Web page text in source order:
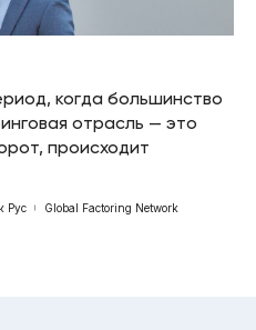
когда большинство
отрасль — это
происходит
Рус Global Factoring Network